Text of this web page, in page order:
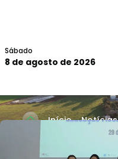
Sábado
8 de agosto de 2026
Início Notícias